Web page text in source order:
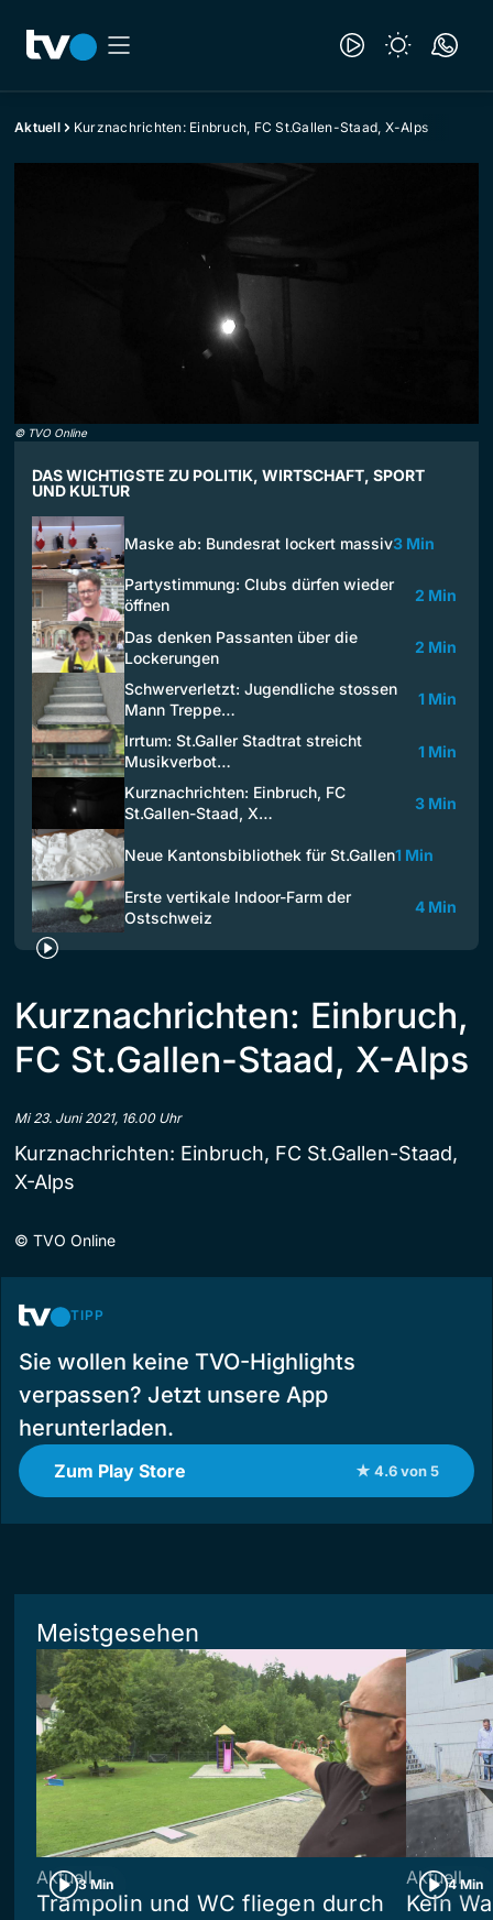
Aktuell Kurznachrichten: Einbruch, FC St.Gallen-Staad, X-Alps
© TVO Online
DAS WICHTIGSTE ZU POLITIK, WIRTSCHAFT, SPORT
UND KULTUR
Maske ab: Bundesrat lockert massiv3 Min
Partystimmung: Clubs dürfen wieder
öffnen
2 Min
Das denken Passanten über die
Lockerungen
2 Min
Schwerverletzt: Jugendliche stossen
Mann Treppe…
1 Min
Irrtum: St.Galler Stadtrat streicht
Musikverbot…
1 Min
Kurznachrichten: Einbruch, FC
St.Gallen-Staad, X…
3 Min
Neue Kantonsbibliothek für St.Gallen1 Min
Erste vertikale Indoor-Farm der
Ostschweiz
4 Min
Kurznachrichten: Einbruch,
FC St.Gallen-Staad, X-Alps
Mi 23. Juni 2021, 16.00 Uhr
Kurznachrichten: Einbruch, FC St.Gallen-Staad,
X-Alps
© TVO Online
TIPP
Sie wollen keine TVO-Highlights
verpassen? Jetzt unsere App
herunterladen.
Zum Play Store ★ 4.6 von 5
Meistgesehen
3 Min
Aktuell
Trampolin und WC fliegen durch
4 Min
Aktuell
Kein